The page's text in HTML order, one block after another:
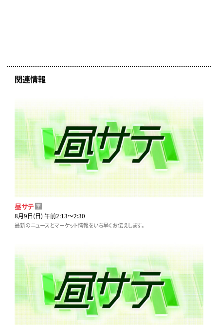
関連情報
昼サテ 字
8月9日(日) 午前2:13〜2:30
最新のニュースとマーケット情報をいち早くお伝えします。